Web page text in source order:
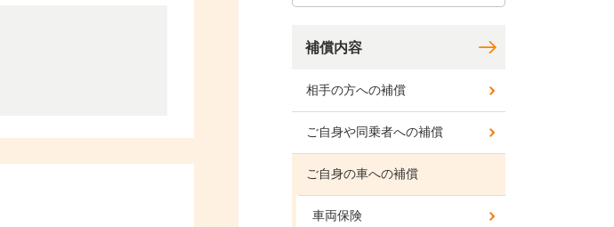
補償内容
相手の方への補償
ご自身や同乗者への補償
ご自身の車への補償
車両保険